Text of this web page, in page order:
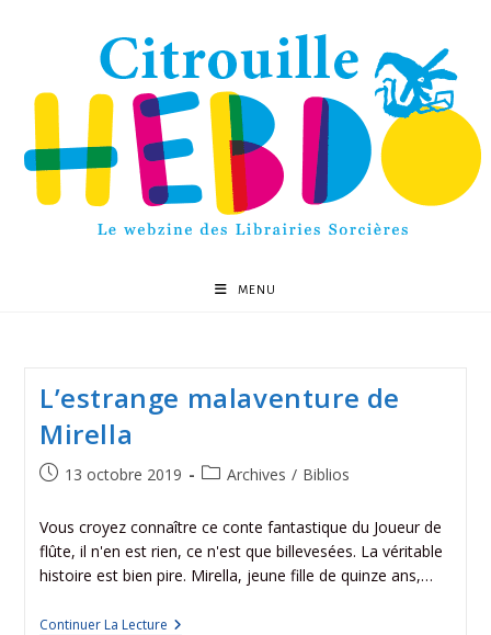
MENU
L’estrange malaventure de
Mirella
13 octobre 2019 Archives / Biblios
Vous croyez connaître ce conte fantastique du Joueur de
flûte, il n'en est rien, ce n'est que billevesées. La véritable
histoire est bien pire. Mirella, jeune fille de quinze ans,…
Continuer La Lecture